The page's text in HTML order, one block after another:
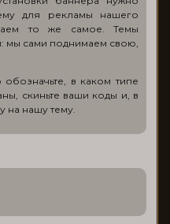
для рекламы нашего
то же самое. Темы
мы сами поднимаем свою,
в каком типе
скиньте ваши коды и, в
на нашу тему.